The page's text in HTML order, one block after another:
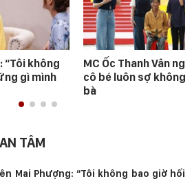
“Tôi không
gì mình
MC Ốc Thanh Vân
cô bé luôn sợ không
bà
TÂM
Mai Phượng: “Tôi không bao giờ hối